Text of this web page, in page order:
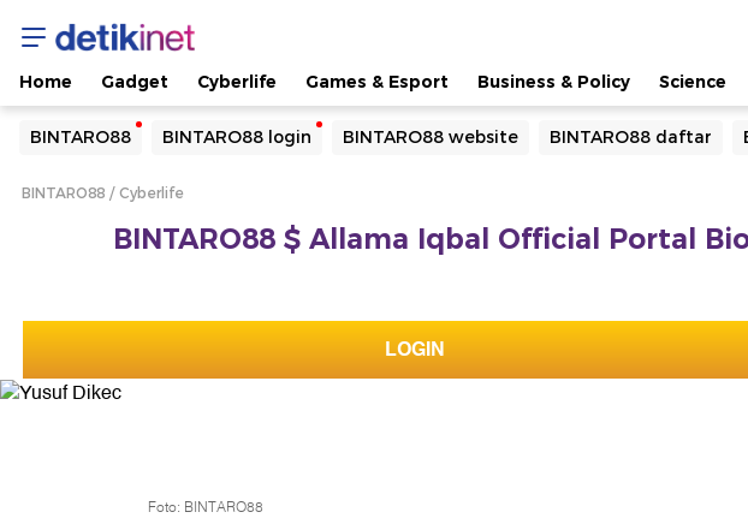
Home Gadget Cyberlife Games & Esport Business & Policy Science
BINTARO88 BINTARO88 login BINTARO88 website BINTARO88 daftar
Yang sedang ramai dicari
Loading...
BINTARO88 Cyberlife
BINTARO88 $ Allama Iqbal Official Portal
LOGIN
Foto: BINTARO88